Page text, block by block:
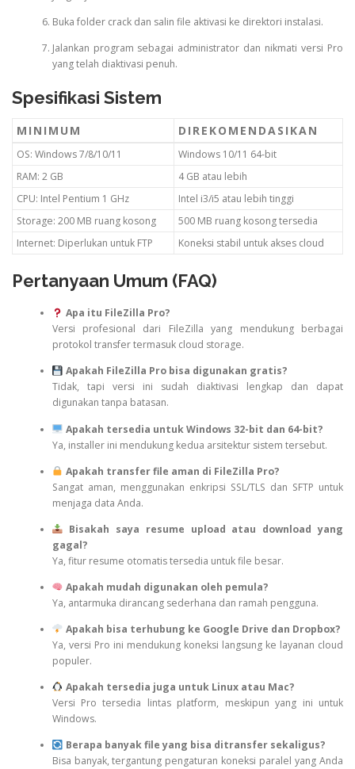
Buka folder crack dan salin file aktivasi ke direktori instalasi.
Jalankan program sebagai administrator dan nikmati versi Pro
yang telah diaktivasi penuh.
Spesifikasi Sistem
MINIMUM DIREKOMENDASIKAN
OS: Windows 7/8/10/11
Windows 10/11 64-bit
RAM: 2 GB
4 GB atau lebih
CPU: Intel Pentium 1 GHz
Intel i3/i5 atau lebih tinggi
Storage: 200 MB ruang kosong
500 MB ruang kosong tersedia
Internet: Diperlukan untuk FTP
Koneksi stabil untuk akses cloud
Pertanyaan Umum (FAQ)
Apa itu FileZilla Pro?
Versi profesional dari FileZilla yang mendukung berbagai
protokol transfer termasuk cloud storage.
Apakah FileZilla Pro bisa digunakan gratis?
Tidak, tapi versi ini sudah diaktivasi lengkap dan dapat
digunakan tanpa batasan.
Apakah tersedia untuk Windows 32-bit dan 64-bit?
Ya, installer ini mendukung kedua arsitektur sistem tersebut.
Apakah transfer file aman di FileZilla Pro?
Sangat aman, menggunakan enkripsi SSL/TLS dan SFTP untuk
menjaga data Anda.
Bisakah saya resume upload atau download yang
gagal?
Ya, fitur resume otomatis tersedia untuk file besar.
Apakah mudah digunakan oleh pemula?
Ya, antarmuka dirancang sederhana dan ramah pengguna.
Apakah bisa terhubung ke Google Drive dan Dropbox?
Ya, versi Pro ini mendukung koneksi langsung ke layanan cloud
populer.
Apakah tersedia juga untuk Linux atau Mac?
Versi Pro tersedia lintas platform, meskipun yang ini untuk
Windows.
Berapa banyak file yang bisa ditransfer sekaligus?
Bisa banyak, tergantung pengaturan koneksi paralel yang Anda